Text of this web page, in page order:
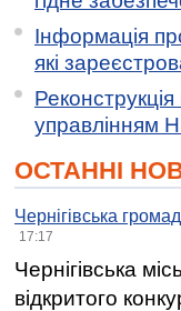
Інформація
які
управлінням
ОСТАННІ
Чернігівська
17:17
Чернігівська
відкритого